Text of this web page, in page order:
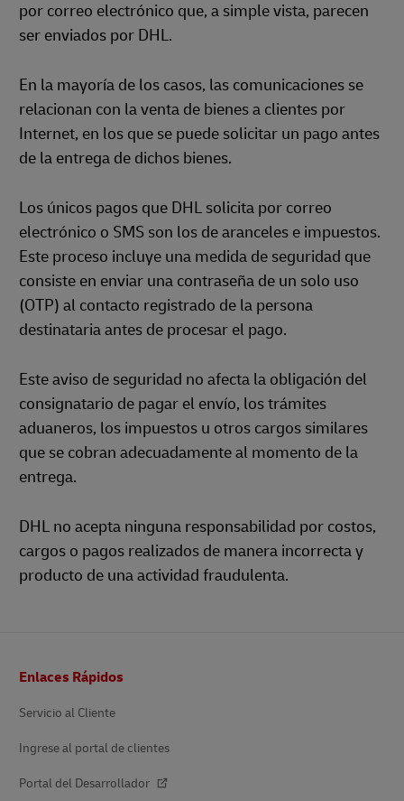
por correo electrónico que, a simple vista, parecen
ser enviados por DHL.
En la mayoría de los casos, las comunicaciones se
relacionan con la venta de bienes a clientes por
Internet, en los que se puede solicitar un pago antes
de la entrega de dichos bienes.
Los únicos pagos que DHL solicita por correo
electrónico o SMS son los de aranceles e impuestos.
Este proceso incluye una medida de seguridad que
consiste en enviar una contraseña de un solo uso
(OTP) al contacto registrado de la persona
destinataria antes de procesar el pago.
Este aviso de seguridad no afecta la obligación del
consignatario de pagar el envío, los trámites
aduaneros, los impuestos u otros cargos similares
que se cobran adecuadamente al momento de la
entrega.
DHL no acepta ninguna responsabilidad por costos,
cargos o pagos realizados de manera incorrecta y
producto de una actividad fraudulenta.
de
Enlaces Rápidos
Servicio al Cliente
Ingrese al portal de clientes
Portal del Desarrollador